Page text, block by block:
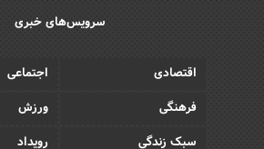
سرویس‌های خبری
اقتصادی
اجتماعی
فرهنگی
ورزش
سبک زندگی
رویداد